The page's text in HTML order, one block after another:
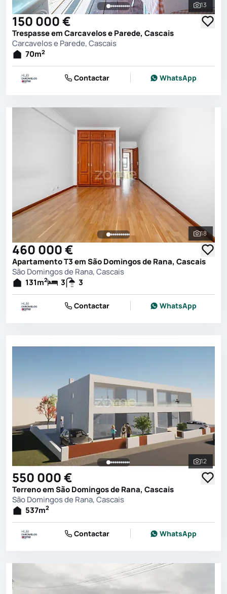
Ver
13
150 000 €
Trespasse em Carcavelos e Parede, Cascais
Carcavelos e Parede, Cascais
70m2
Contactar WhatsApp
Ver
18
460 000 €
Apartamento T3 em São Domingos de Rana, Cascais
São Domingos de Rana, Cascais
131m2 3 3
Contactar WhatsApp
Ver
12
550 000 €
Terreno em São Domingos de Rana, Cascais
São Domingos de Rana, Cascais
537m2
Contactar WhatsApp